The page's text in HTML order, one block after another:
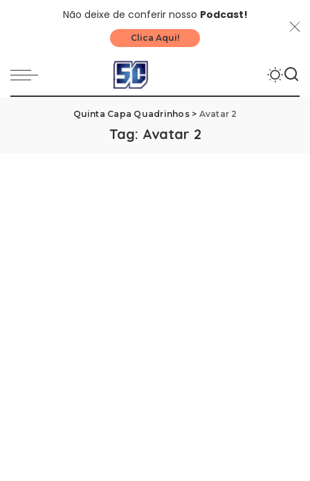
Não deixe de conferir nosso Podcast!
Clica Aqui!
Quinta Capa Quadrinhos> Avatar 2
Tag: Avatar 2